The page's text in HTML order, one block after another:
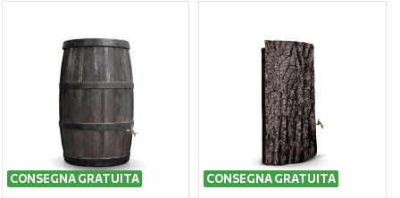
CONSEGNA GRATUITA CONSEGNA GRATUITA